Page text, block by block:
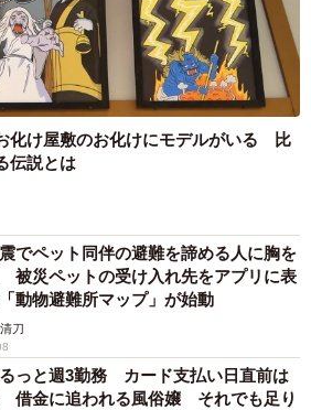
化け屋敷のお化けにモデルがいる 比
伝説とは
でペット同伴の避難を諦める人に胸を
災ペットの受け入れ先をアプリに表
動物避難所マップ」が始動
刀
っと週3勤務 カード支払い日直前は
借金に追われる風俗嬢 それでも足り